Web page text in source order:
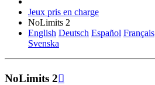
Jeux pris en charge
NoLimits 2
English Deutsch Español Français
Svenska
NoLimits 2